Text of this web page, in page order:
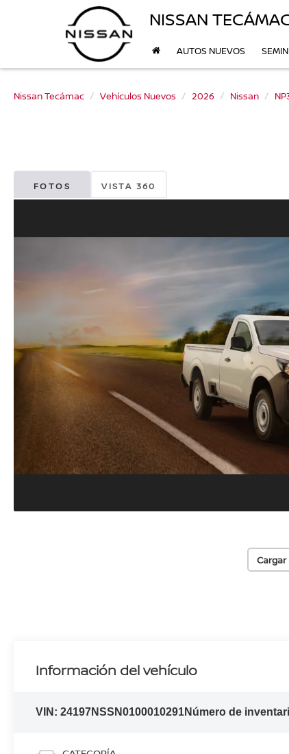
NISSAN
AUTOS NUEVOS
Nissan Tecámac Vehículos Nuevos 2026 Nissan
FOTOS VISTA 360
Información del vehículo
VIN:24197NSSN0100010291Número de